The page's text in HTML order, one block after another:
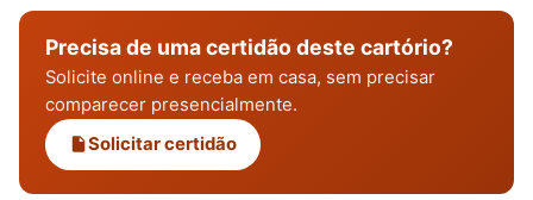
Precisa de uma certidão deste cartório?
Solicite online e receba em casa, sem precisar
comparecer presencialmente.
Solicitar certidão